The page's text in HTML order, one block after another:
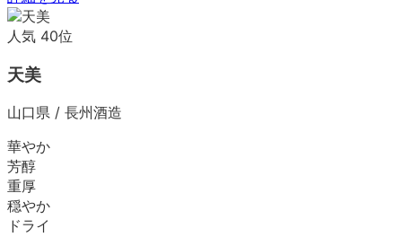
人気 40位
天美
山口県 / 長州酒造
華やか
芳醇
重厚
穏やか
ドライ